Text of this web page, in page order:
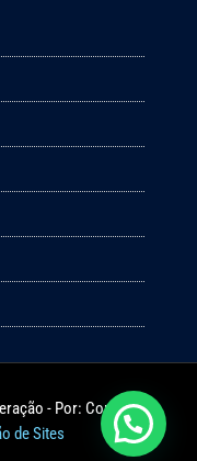
- Por: Coneki -
de Sites